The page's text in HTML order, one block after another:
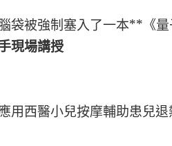
被強制塞入了一本**《量
現場講授
西醫小兒按摩輔助患兒退